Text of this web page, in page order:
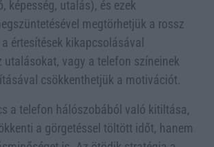
képesség, utalás), és ezek
megtörhetjük a rossz
értesítések kikapcsolásával
vagy a telefon színeinek
csökkenthetjük a motivációt.
a telefon hálószobából való kitiltása,
a görgetéssel töltött időt, hanem